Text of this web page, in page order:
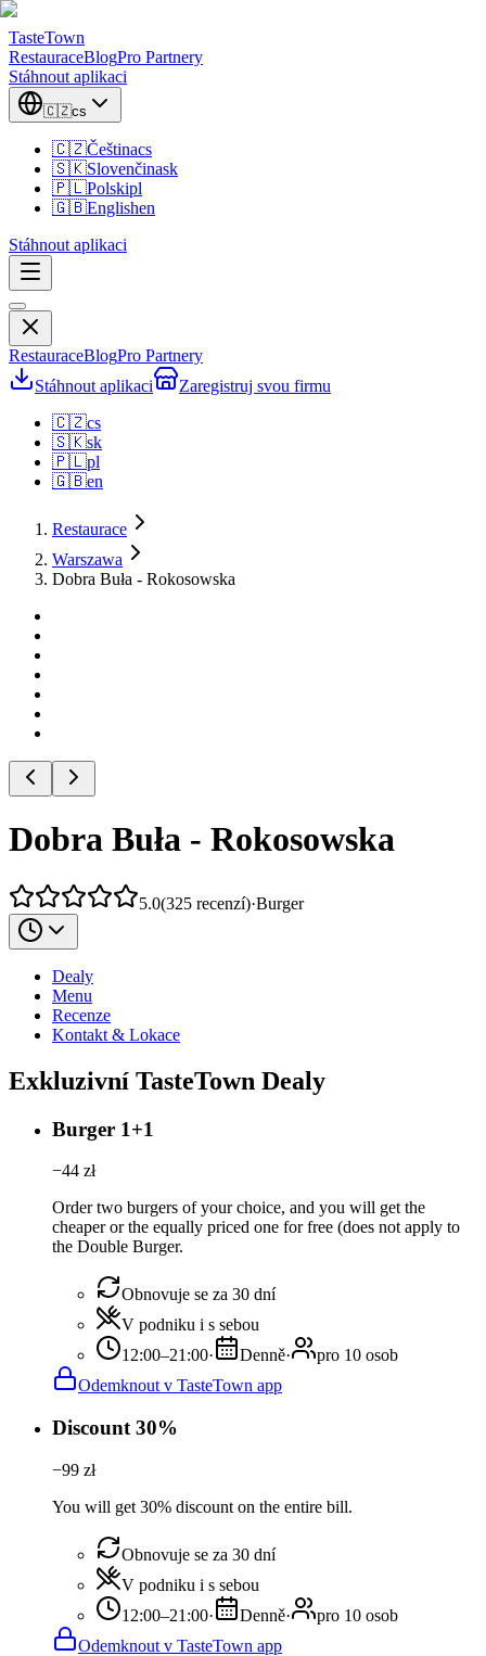
TasteTown
RestauraceBlogPro Partnery
Stáhnout aplikaci
🇨🇿cs
🇨🇿Češtinacs
🇸🇰Slovenčinask
🇵🇱Polskipl
🇬🇧Englishen
Stáhnout aplikaci
RestauraceBlogPro Partnery
Stáhnout aplikaci
Zaregistruj svou firmu
🇨🇿cs
🇸🇰sk
🇵🇱pl
🇬🇧en
Restaurace
Warszawa
Dobra Buła - Rokosowska
Dobra Buła - Rokosowska
5.0(325 recenzí)·Burger
Dealy
Menu
Recenze
Kontakt & Lokace
Exkluzivní TasteTown Dealy
Burger 1+1
−44 zł
Order two burgers of your choice, and you will get the
cheaper or the equally priced one for free (does not apply to
the Double Burger.
Obnovuje se za 30 dní
V podniku i s sebou
12:00–21:00· Denně·
pro 10 osob
Odemknout v TasteTown app
Discount 30%
−99 zł
You will get 30% discount on the entire bill.
Obnovuje se za 30 dní
V podniku i s sebou
12:00–21:00· Denně·
pro 10 osob
Odemknout v TasteTown app